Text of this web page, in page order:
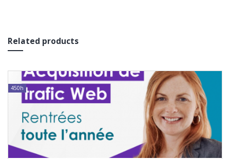
Related products
450h